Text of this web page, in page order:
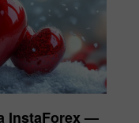
InstaForex —